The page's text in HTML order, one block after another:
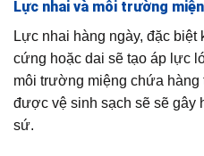
Lực nhai và môi trường
Lực nhai hàng ngày, đặc
cứng hoặc dai sẽ tạo áp lực
môi trường miệng chứa hàng
được vệ sinh sạch sẽ sẽ gây
sứ.